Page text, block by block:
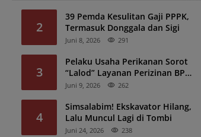
2
39 Pemda Kesulitan Gaji PPPK,
Termasuk Donggala dan Sigi
Juni 8, 2026 291
3
Pelaku Usaha Perikanan Sorot
“Lalod” Layanan Perizinan BPK
Denpasar
Juni 9, 2026 262
4
Simsalabim! Ekskavator Hilang,
Lalu Muncul Lagi di Tombi
Juni 24, 2026 238